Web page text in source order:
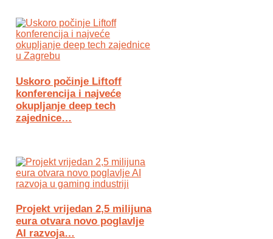
Uskoro počinje Liftoff
konferencija i najveće
okupljanje deep tech
zajednice…
Projekt vrijedan 2,5 milijuna
eura otvara novo poglavlje
AI razvoja…